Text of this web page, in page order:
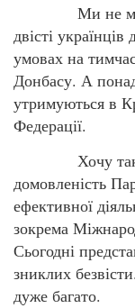
Ми не
двісті
умовах на
Донбасу. А
утримуються в
Федерації.
Хочу також
домовленість
ефективної
зокрема
Сьогодні
зниклих
дуже багато.